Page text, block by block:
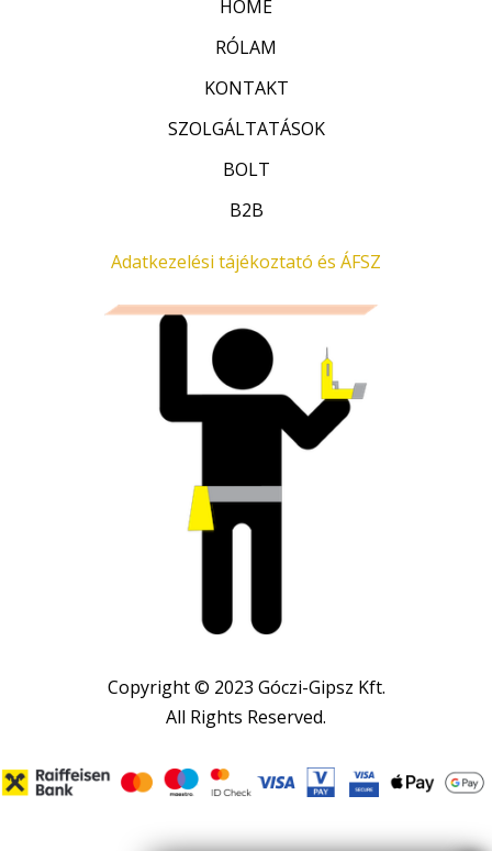
HOME
RÓLAM
KONTAKT
SZOLGÁLTATÁSOK
BOLT
B2B
Adatkezelési tájékoztató és ÁFSZ
Copyright © 2023 Góczi-Gipsz Kft.
All Rights Reserved.